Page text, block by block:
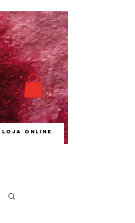
Loja online